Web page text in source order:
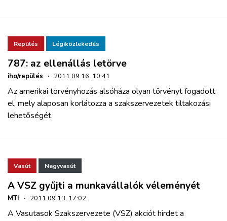
Repülés Légiközlekedés
787: az ellenállás letörve
iho/repülés · 2011.09.16. 10:41
Az amerikai törvényhozás alsóháza olyan törvényt fogadott
el, mely alaposan korlátozza a szakszervezetek tiltakozási
lehetőségét.
Vasút Nagyvasút
A VSZ gyűjti a munkavállalók véleményét
MTI · 2011.09.13. 17:02
A Vasutasok Szakszervezete (VSZ) akciót hirdet a